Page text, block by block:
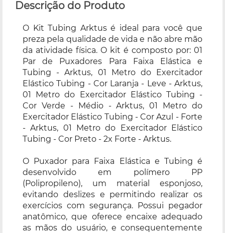
Descrição do Produto
O Kit Tubing Arktus é ideal para você que
preza pela qualidade de vida e não abre mão
da atividade física. O kit é composto por: 01
Par de Puxadores Para Faixa Elástica e
Tubing - Arktus, 01 Metro do Exercitador
Elástico Tubing - Cor Laranja - Leve - Arktus,
01 Metro do Exercitador Elástico Tubing -
Cor Verde - Médio - Arktus, 01 Metro do
Exercitador Elástico Tubing - Cor Azul - Forte
- Arktus, 01 Metro do Exercitador Elástico
Tubing - Cor Preto - 2x Forte - Arktus.
O Puxador para Faixa Elástica e Tubing é
desenvolvido em polímero PP
(Polipropileno), um material esponjoso,
evitando deslizes e permitindo realizar os
exercícios com segurança. Possui pegador
anatômico, que oferece encaixe adequado
as mãos do usuário, e consequentemente